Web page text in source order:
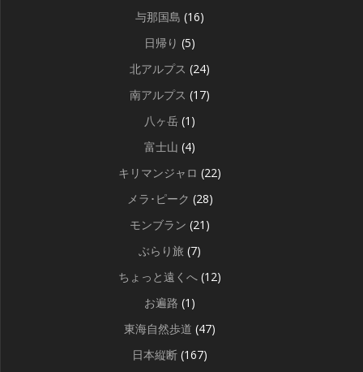
与那国島 (16)
日帰り (5)
北アルプス (24)
南アルプス (17)
八ヶ岳 (1)
富士山 (4)
キリマンジャロ (22)
メラ･ピーク (28)
モンブラン (21)
ぶらり旅 (7)
ちょっと遠くへ (12)
お遍路 (1)
東海自然歩道 (47)
日本縦断 (167)